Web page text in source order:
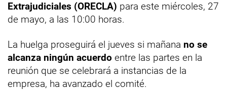
Extrajudiciales (ORECLA) para este miércoles, 27
de mayo, a las 10:00 horas.
La huelga proseguirá el jueves si mañana no se
alcanza ningún acuerdo entre las partes en la
reunión que se celebrará a instancias de la
empresa, ha avanzado el comité.